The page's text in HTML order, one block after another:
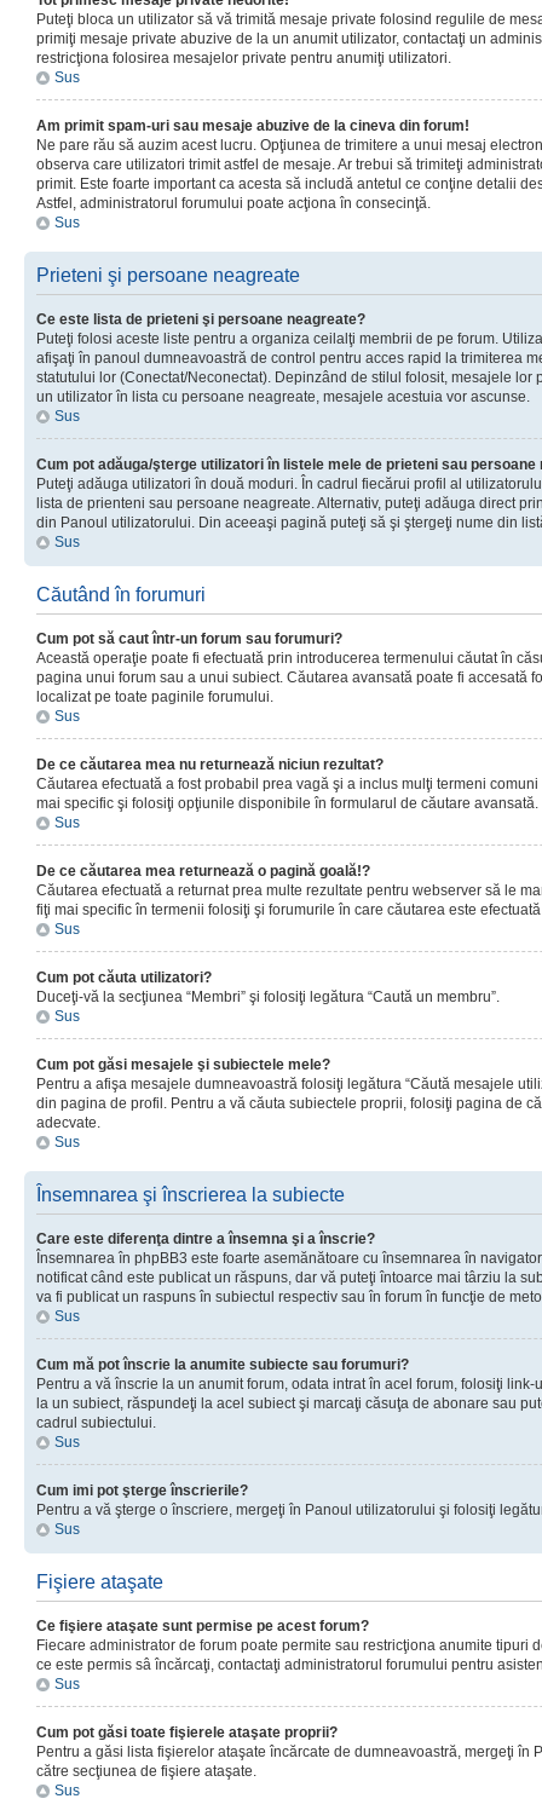
Puteţi bloca un utilizator să vă trimită mesaje private folosind regulile de
primiţi mesaje private abuzive de la un anumit utilizator, contactaţi un
restricţiona folosirea mesajelor private pentru anumiţi utilizatori.
Sus
Am primit spam-uri sau mesaje abuzive de la cineva din forum!
Ne pare rău să auzim acest lucru. Opţiunea de trimitere a unui mesaj
observa care utilizatori trimit astfel de mesaje. Ar trebui să trimiteţi
primit. Este foarte important ca acesta să includă antetul ce conţine detalii
Astfel, administratorul forumului poate acţiona în consecinţă.
Sus
Prieteni şi persoane neagreate
Ce este lista de prieteni şi persoane neagreate?
Puteţi folosi aceste liste pentru a organiza ceilalţi membrii de pe forum.
afişaţi în panoul dumneavoastră de control pentru acces rapid la trimiterea
statutului lor (Conectat/Neconectat). Depinzând de stilul folosit, mesajele lor
un utilizator în lista cu persoane neagreate, mesajele acestuia vor ascunse.
Sus
Cum pot adăuga/şterge utilizatori în listele mele de prieteni sau persoane
Puteţi adăuga utilizatori în două moduri. În cadrul fiecărui profil al
lista de prienteni sau persoane neagreate. Alternativ, puteţi adăuga direct
din Panoul utilizatorului. Din aceeaşi pagină puteţi să şi ştergeţi nume din
Sus
Căutând în forumuri
Cum pot să caut într-un forum sau forumuri?
Această operaţie poate fi efectuată prin introducerea termenului căutat în
pagina unui forum sau a unui subiect. Căutarea avansată poate fi accesată
localizat pe toate paginile forumului.
Sus
De ce căutarea mea nu returnează niciun rezultat?
Căutarea efectuată a fost probabil prea vagă şi a inclus mulţi termeni
mai specific şi folosiţi opţiunile disponibile în formularul de căutare avansată.
Sus
De ce căutarea mea returnează o pagină goală!?
Căutarea efectuată a returnat prea multe rezultate pentru webserver să le
fiţi mai specific în termenii folosiţi şi forumurile în care căutarea este
Sus
Cum pot căuta utilizatori?
Duceţi-vă la secţiunea “Membri” şi folosiţi legătura “Caută un membru”.
Sus
Cum pot găsi mesajele şi subiectele mele?
Pentru a afişa mesajele dumneavoastră folosiţi legătura “Căută mesajele
din pagina de profil. Pentru a vă căuta subiectele proprii, folosiţi pagina de
adecvate.
Sus
Însemnarea şi înscrierea la subiecte
Care este diferenţa dintre a însemna şi a înscrie?
Însemnarea în phpBB3 este foarte asemănătoare cu însemnarea în
notificat când este publicat un răspuns, dar vă puteţi întoarce mai târziu la
va fi publicat un raspuns în subiectul respectiv sau în forum în funcţie de
Sus
Cum mă pot înscrie la anumite subiecte sau forumuri?
Pentru a vă înscrie la un anumit forum, odata intrat în acel forum, folosiţi
la un subiect, răspundeţi la acel subiect şi marcaţi căsuţa de abonare sau
cadrul subiectului.
Sus
Cum imi pot şterge înscrierile?
Pentru a vă şterge o înscriere, mergeţi în Panoul utilizatorului şi folosiţi
Sus
Fişiere ataşate
Ce fişiere ataşate sunt permise pe acest forum?
Fiecare administrator de forum poate permite sau restricţiona anumite tipuri
ce este permis sâ încărcaţi, contactaţi administratorul forumului pentru
Sus
Cum pot găsi toate fişierele ataşate proprii?
Pentru a găsi lista fişierelor ataşate încărcate de dumneavoastră, mergeţi în
către secţiunea de fişiere ataşate.
Sus